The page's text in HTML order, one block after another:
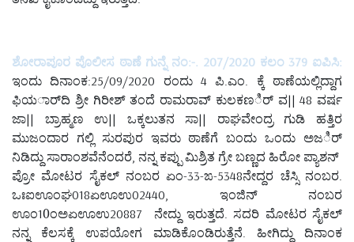
ಶೋರಾಪೂರ ಪೊಲೀಸ ಠಾಣೆ ಗುನ್ನೆ ನಂ:-. 207/2020 ಕಲಂ 379 ಐಪಿಸಿ:
ಇಂದು ದಿನಾಂಕ:25/09/2020 ರಂದು 4 ಪಿ.ಎಂ. ಕ್ಕೆ ಠಾಣೆಯಲ್ಲಿದ್ದಾಗ
ಫಿಯರ್ಾದಿ ಶ್ರೀ ಗಿರೀಶ್ ತಂದೆ ರಾಮರಾವ್ ಕುಲಕಣರ್ಿ ವ|| 48 ವರ್ಷ
ಜಾ|| ಬ್ರಾಹ್ಮಣ ಉ|| ಒಕ್ಕಲುತನ ಸಾ|| ರಾಘವೇಂದ್ರ ಗುಡಿ ಹತ್ತಿರ
ಮುಜಂದಾರ ಗಲ್ಲಿ ಸುರಪುರ ಇವರು ಠಾಣೆಗೆ ಬಂದು ಒಂದು ಅಜರ್ಿ
ನಿಡಿದ್ದು ಸಾರಾಂಶವೆನೆಂದರೆ, ನನ್ನ ಕಪ್ಪು ಮಿಶ್ರಿತ ಗ್ರೇ ಬಣ್ಣದ ಹಿರೋ ಪ್ಯಾಶನ್
ಪ್ರೋ ಮೋಟರ ಸೈಕಲ್ ನಂಬರ ಏಂ-33-ಙ-5348ನೇದ್ದರ ಚೆಸ್ಸಿ ನಂಬರ.
ಒಃಐಊಂಘ018ಏಊಉ02440, ಇಂಜಿನ್ ನಂಬರ
ಊಂ10ಂಅಏಊಉ20887 ನೇದ್ದು ಇರುತ್ತದೆ. ಸದರಿ ಮೋಟರ ಸೈಕಲ್
ನನ್ನ ಕೆಲಸಕ್ಕೆ ಉಪಯೋಗ ಮಾಡಿಕೊಂಡಿರುತ್ತೆನೆ. ಹೀಗಿದ್ದು ದಿನಾಂಕ